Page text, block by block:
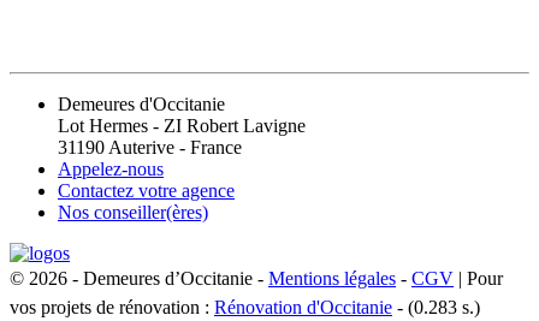
Demeures d'Occitanie
Lot Hermes - ZI Robert Lavigne
31190 Auterive - France
Appelez-nous
Contactez votre agence
Nos conseiller(ères)
© 2026 - Demeures d’Occitanie - Mentions légales - CGV | Pour
vos projets de rénovation : Rénovation d'Occitanie - (0.283 s.)